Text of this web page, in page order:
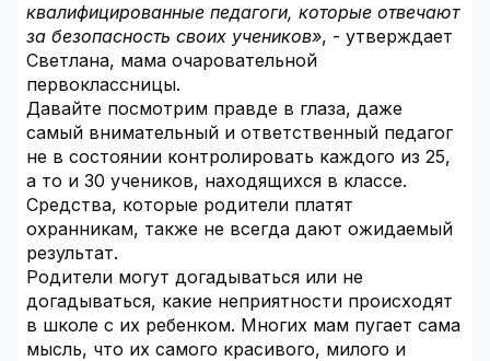
квалифицированные педагоги, которые отвечают
за безопасность своих учеников», - утверждает
Светлана, мама очаровательной
первоклассницы.
Давайте посмотрим правде в глаза, даже
самый внимательный и ответственный педагог
не в состоянии контролировать каждого из 25,
а то и 30 учеников, находящихся в классе.
Средства, которые родители платят
охранникам, также не всегда дают ожидаемый
результат.
Родители могут догадываться или не
догадываться, какие неприятности происходят
в школе с их ребенком. Многих мам пугает сама
мысль, что их самого красивого, милого и